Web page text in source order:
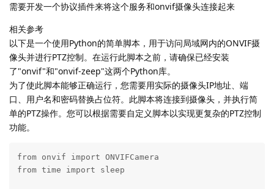
需要开发一个协议插件来将这个服务和onvif摄像头连接起来
相关参考
以下是一个使用Python的简单脚本，用于访问局域网内的ONVIF摄
像头并进行PTZ控制。在运行此脚本之前，请确保已经安装
了"onvif"和"onvif-zeep"这两个Python库。
为了使此脚本能够正确运行，您需要用实际的摄像头IP地址、端
口、用户名和密码替换占位符。此脚本将连接到摄像头，并执行简
单的PTZ操作。您可以根据需要自定义脚本以实现更复杂的PTZ控制
功能。
from onvif import ONVIFCamera
from time import sleep